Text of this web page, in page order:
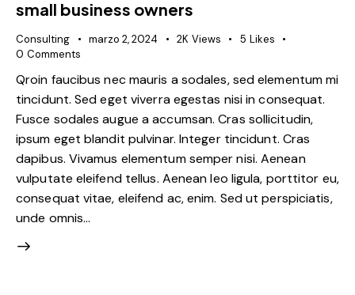
small business owners
Consulting marzo 2, 2024 2K Views 5 Likes
0 Comments
Qroin faucibus nec mauris a sodales, sed elementum mi
tincidunt. Sed eget viverra egestas nisi in consequat.
Fusce sodales augue a accumsan. Cras sollicitudin,
ipsum eget blandit pulvinar. Integer tincidunt. Cras
dapibus. Vivamus elementum semper nisi. Aenean
vulputate eleifend tellus. Aenean leo ligula, porttitor eu,
consequat vitae, eleifend ac, enim. Sed ut perspiciatis,
unde omnis…